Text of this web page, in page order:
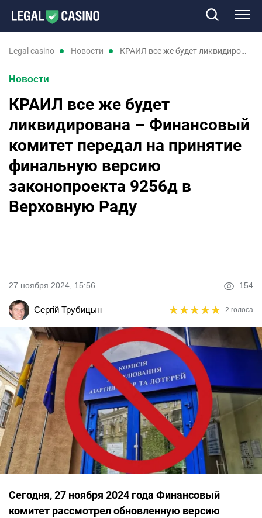
Казино
Новые казино
Отзывы
Промокоды
Новости
legal casino новости КРАИЛ все же будет ликвидирована – Финансовый комитет передал на принятие финальную версию законопроекта 9256д в Верховную Раду
Новости
КРАИЛ все же будет
ликвидирована – Финансовый
комитет передал на принятие
финальную версию
законопроекта 9256д в
Верховную Раду
27 ноября 2024, 15:56 154
Сергій Трубицын ★★★★★
★★★★★ 2 голоса
Сегодня, 27 ноября 2024 года Финансовый
комитет рассмотрел обновленную версию